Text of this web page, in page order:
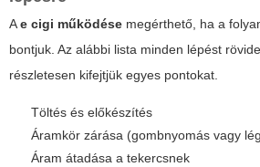
Ae cigi működése megérthető, ha a
bontjuk. Az alábbi lista minden lépést
részletesen kifejtjük egyes pontokat.
Töltés és előkészítés
Áramkör zárása (gombnyomás vagy
Áram átadása a tekercsnek